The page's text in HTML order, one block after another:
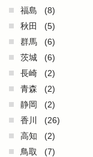
福島
(8)
秋田
(5)
群馬
(6)
茨城
(6)
長崎
(2)
青森
(2)
静岡
(2)
香川
(26)
高知
(2)
鳥取
(7)